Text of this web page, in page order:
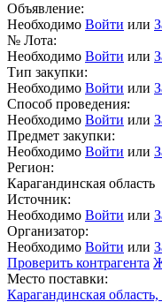
Объявление:
Необходимо Войти или
№ Лота:
Необходимо Войти или
Тип закупки:
Необходимо Войти или
Способ проведения:
Необходимо Войти или
Предмет закупки:
Необходимо Войти или
Регион:
Карагандинская область
Источник:
Необходимо Войти или
Организатор:
Необходимо Войти или
Проверить контрагента
Место поставки:
Карагандинская